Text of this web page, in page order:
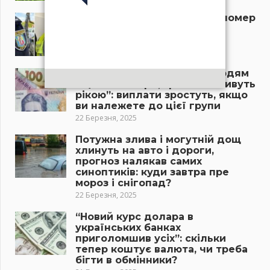
На прийомі у стоматолога помер
“Пенсія буде підвищена людям
з цієї категорії, гроші попливуть
рікою”: виплати зростуть, якщо
ви належете до цієї групи
22 Березня, 2025
Потужна злива і могутній дощ
хлинуть на авто і дороги,
прогноз налякав самих
синоптиків: куди завтра пре
мороз і снігопад?
22 Березня, 2025
“Новий курс долара в
українських банках
приголомшив усіх”: скільки
тепер коштує валюта, чи треба
бігти в обмінники?